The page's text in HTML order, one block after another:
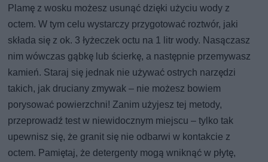
Plamę z wosku możesz usunąć dzięki użyciu wody z
octem. W tym celu wystarczy przygotować roztwór, jaki
składa się z ok. 3 łyżeczek octu na 1 litr wody. Nasączasz
nim wówczas gąbkę lub ścierkę, a następnie przemywasz
kamień. Staraj się jednak nie używać ostrych narzędzi
takich, jak druciany zmywak – nie możesz bowiem
porysować powierzchni! Zanim użyjesz tej metody,
przeprowadź test w niewidocznym miejscu – tylko tak
upewnisz się, że granit się nie odbarwi w kontakcie z
octem. Pamiętaj, że detergenty mogą wniknąć w płytę,